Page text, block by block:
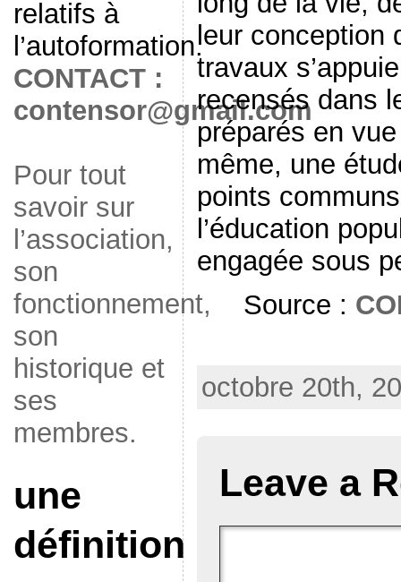
relatifs à
l’autoformation.
CONTACT :
contensor@gmail.com
Pour tout
savoir sur
l’association,
son
fonctionnement,
son
historique et
ses
membres.
une
définition
leur conception
travaux
recensés dans
préparés en
même, une
points
l’éducation
engagée sous
Source :
octobre 20th,
Leave a